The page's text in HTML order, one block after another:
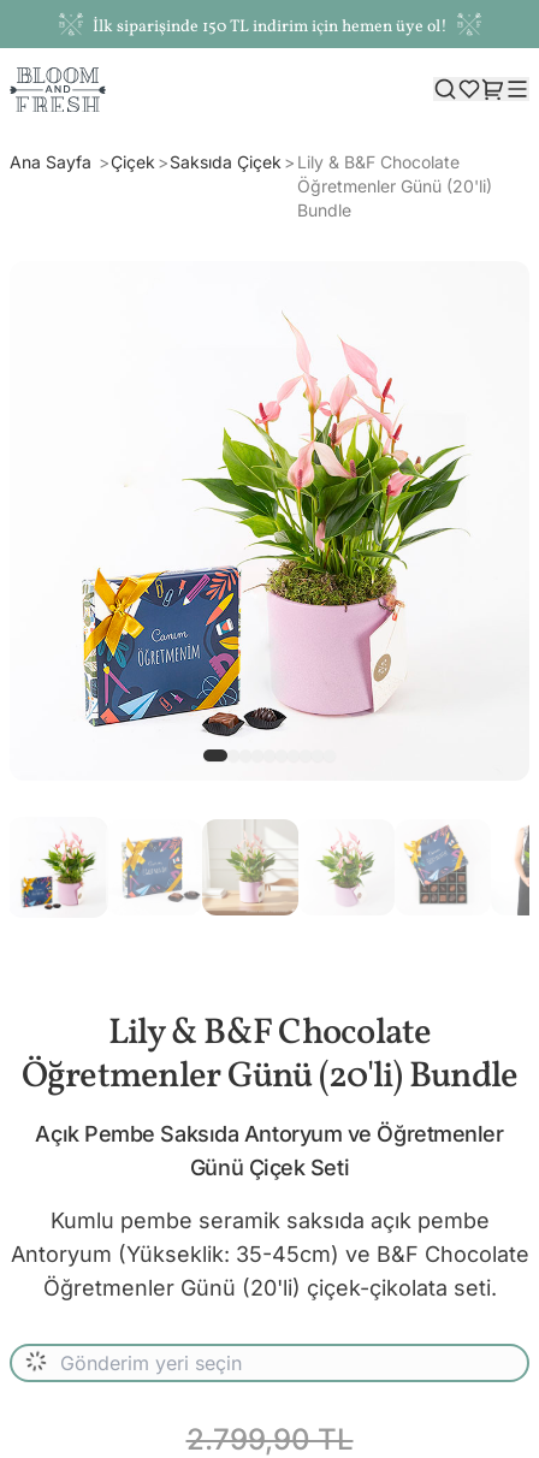
İlk siparişinde 150 TL indirim için hemen üye ol!
Ana Sayfa Çiçek Saksıda Çiçek
Lily & B&F Chocolate
Öğretmenler Günü (20'li)
Bundle
Lily & B&F Chocolate
Öğretmenler Günü (20'li) Bundle
Açık Pembe Saksıda Antoryum ve Öğretmenler
Günü Çiçek Seti
Kumlu pembe seramik saksıda açık pembe
Antoryum (Yükseklik: 35-45cm) ve B&F Chocolate
Öğretmenler Günü (20'li) çiçek-çikolata seti.
2.799,90 TL